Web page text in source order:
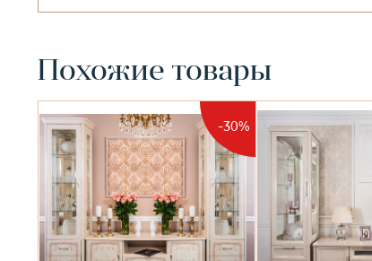
Похожие товары
-30%